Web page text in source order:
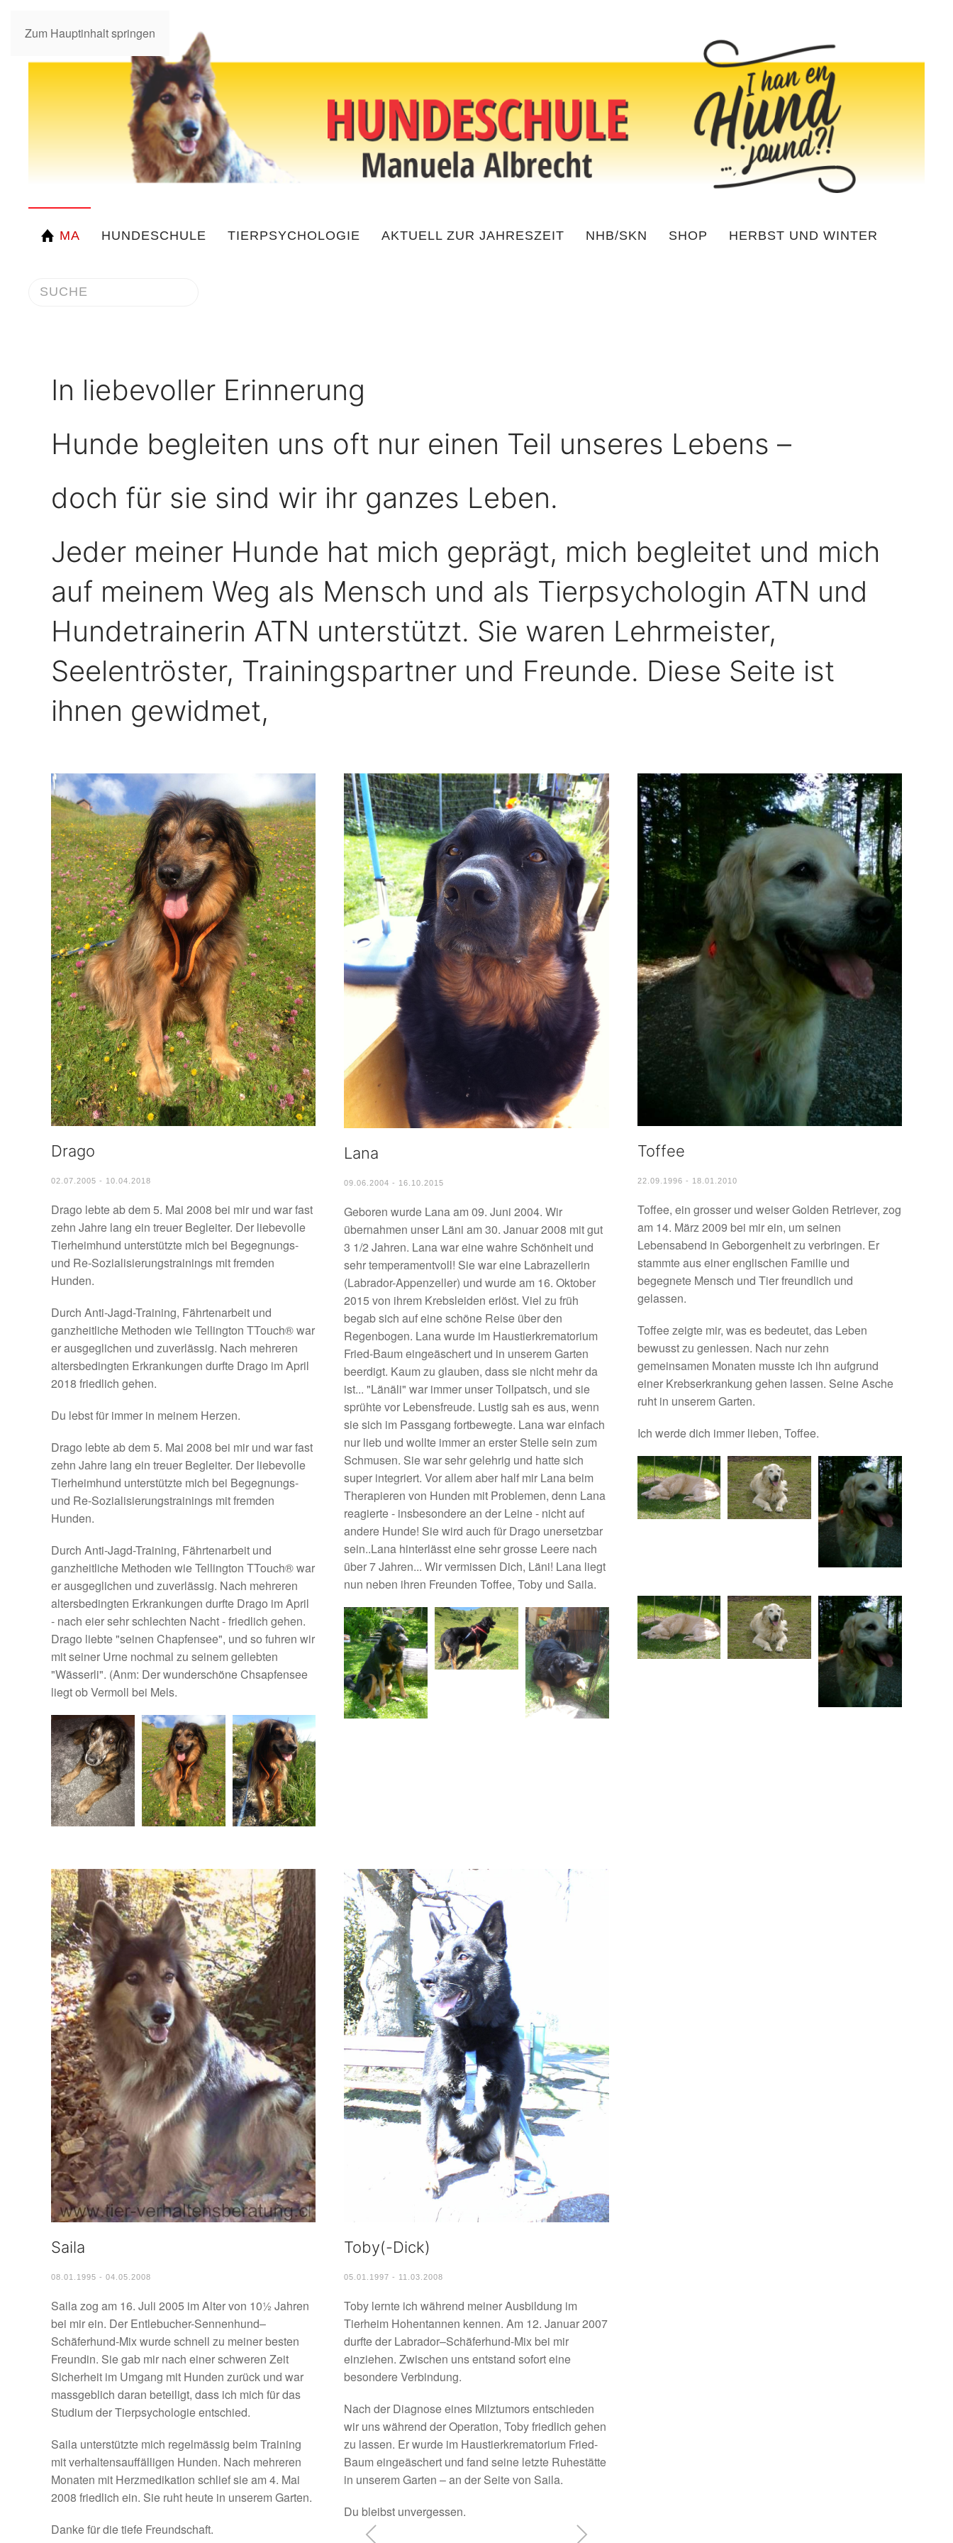
Zum Hauptinhalt springen
MA HUNDESCHULE TIERPSYCHOLOGIE AKTUELL ZUR JAHRESZEIT NHB/SKN SHOP HERBST UND WINTER
In liebevoller Erinnerung
Hunde begleiten uns oft nur einen Teil unseres Lebens –
doch für sie sind wir ihr ganzes Leben.
Jeder meiner Hunde hat mich geprägt, mich begleitet und mich
auf meinem Weg als Mensch und als Tierpsychologin ATN und
Hundetrainerin ATN unterstützt. Sie waren Lehrmeister,
Seelentröster, Trainingspartner und Freunde. Diese Seite ist
ihnen gewidmet,
Drago
02.07.2005 - 10.04.2018
Drago lebte ab dem 5. Mai 2008 bei mir und war fast
zehn Jahre lang ein treuer Begleiter. Der liebevolle
Tierheimhund unterstützte mich bei Begegnungs-
und Re-Sozialisierungstrainings mit fremden
Hunden.
Durch Anti-Jagd-Training, Fährtenarbeit und
ganzheitliche Methoden wie Tellington TTouch® war
er ausgeglichen und zuverlässig. Nach mehreren
altersbedingten Erkrankungen durfte Drago im April
2018 friedlich gehen.
Du lebst für immer in meinem Herzen.
Drago lebte ab dem 5. Mai 2008 bei mir und war fast
zehn Jahre lang ein treuer Begleiter. Der liebevolle
Tierheimhund unterstützte mich bei Begegnungs-
und Re-Sozialisierungstrainings mit fremden
Hunden.
Durch Anti-Jagd-Training, Fährtenarbeit und
ganzheitliche Methoden wie Tellington TTouch® war
er ausgeglichen und zuverlässig. Nach mehreren
altersbedingten Erkrankungen durfte Drago im April
- nach eier sehr schlechten Nacht - friedlich gehen.
Drago liebte "seinen Chapfensee", und so fuhren wir
mit seiner Urne nochmal zu seinem geliebten
"Wässerli". (Anm: Der wunderschöne Chsapfensee
liegt ob Vermoll bei Mels.
Lana
09.06.2004 - 16.10.2015
Geboren wurde Lana am 09. Juni 2004. Wir
übernahmen unser Läni am 30. Januar 2008 mit gut
3 1/2 Jahren. Lana war eine wahre Schönheit und
sehr temperamentvoll! Sie war eine Labrazellerin
(Labrador-Appenzeller) und wurde am 16. Oktober
2015 von ihrem Krebsleiden erlöst. Viel zu früh
begab sich auf eine schöne Reise über den
Regenbogen. Lana wurde im Haustierkrematorium
Fried-Baum eingeäschert und in unserem Garten
beerdigt. Kaum zu glauben, dass sie nicht mehr da
ist... "Länäli" war immer unser Tollpatsch, und sie
sprühte vor Lebensfreude. Lustig sah es aus, wenn
sie sich im Passgang fortbewegte. Lana war einfach
nur lieb und wollte immer an erster Stelle sein zum
Schmusen. Sie war sehr gelehrig und hatte sich
super integriert. Vor allem aber half mir Lana beim
Therapieren von Hunden mit Problemen, denn Lana
reagierte - insbesondere an der Leine - nicht auf
andere Hunde! Sie wird auch für Drago unersetzbar
sein..Lana hinterlässt eine sehr grosse Leere nach
über 7 Jahren... Wir vermissen Dich, Läni! Lana liegt
nun neben ihren Freunden Toffee, Toby und Saila.
Toffee
22.09.1996 - 18.01.2010
Toffee, ein grosser und weiser Golden Retriever, zog
am 14. März 2009 bei mir ein, um seinen
Lebensabend in Geborgenheit zu verbringen. Er
stammte aus einer englischen Familie und
begegnete Mensch und Tier freundlich und
gelassen.
Toffee zeigte mir, was es bedeutet, das Leben
bewusst zu geniessen. Nach nur zehn
gemeinsamen Monaten musste ich ihn aufgrund
einer Krebserkrankung gehen lassen. Seine Asche
ruht in unserem Garten.
Ich werde dich immer lieben, Toffee.
Saila
08.01.1995 - 04.05.2008
Saila zog am 16. Juli 2005 im Alter von 10½ Jahren
bei mir ein. Der Entlebucher-Sennenhund–
Schäferhund-Mix wurde schnell zu meiner besten
Freundin. Sie gab mir nach einer schweren Zeit
Sicherheit im Umgang mit Hunden zurück und war
massgeblich daran beteiligt, dass ich mich für das
Studium der Tierpsychologie entschied.
Saila unterstützte mich regelmässig beim Training
mit verhaltensauffälligen Hunden. Nach mehreren
Monaten mit Herzmedikation schlief sie am 4. Mai
2008 friedlich ein. Sie ruht heute in unserem Garten.
Danke für die tiefe Freundschaft.
Toby(-Dick)
05.01.1997 - 11.03.2008
Toby lernte ich während meiner Ausbildung im
Tierheim Hohentannen kennen. Am 12. Januar 2007
durfte der Labrador–Schäferhund-Mix bei mir
einziehen. Zwischen uns entstand sofort eine
besondere Verbindung.
Nach der Diagnose eines Milztumors entschieden
wir uns während der Operation, Toby friedlich gehen
zu lassen. Er wurde im Haustierkrematorium Fried-
Baum eingeäschert und fand seine letzte Ruhestätte
in unserem Garten – an der Seite von Saila.
Du bleibst unvergessen.